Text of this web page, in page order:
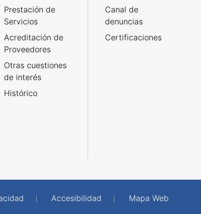
Prestación de
Servicios
Acreditación de
Proveedores
Otras cuestiones
de interés
Histórico
Canal de
denuncias
Certificaciones
Accesibilidad
Mapa Web